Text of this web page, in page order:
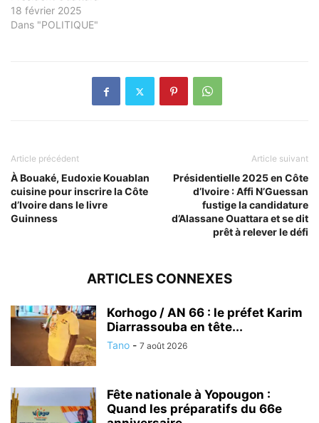
18 février 2025
Dans "POLITIQUE"
Article précédent
À Bouaké, Eudoxie Kouablan
cuisine pour inscrire la Côte
d’Ivoire dans le livre
Guinness
Article suivant
Présidentielle 2025 en Côte
d’Ivoire : Affi N’Guessan
fustige la candidature
d’Alassane Ouattara et se dit
prêt à relever le défi
ARTICLES CONNEXES
Korhogo / AN 66 : le préfet Karim
Diarrassouba en tête...
Tano - 7 août 2026
Fête nationale à Yopougon :
Quand les préparatifs du 66e